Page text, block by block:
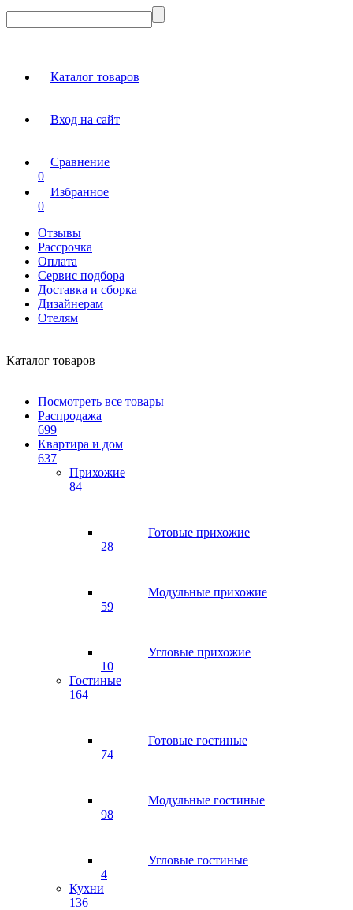
Каталог товаров
Вход на сайт
Сравнение
0
Избранное
0
Отзывы
Рассрочка
Оплата
Сервис подбора
Доставка и сборка
Дизайнерам
Отелям
Каталог товаров
Посмотреть все товары
Распродажа
699
Квартира и дом
637
Прихожие
84
Готовые прихожие
28
Модульные прихожие
59
Угловые прихожие
10
Гостиные
164
Готовые гостиные
74
Модульные гостиные
98
Угловые гостиные
4
Кухни
136